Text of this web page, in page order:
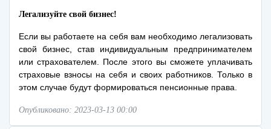
Легализуйте свой бизнес!
Если вы работаете на себя вам необходимо легализовать
свой бизнес, став индивидуальным предпринимателем
или страхователем. После этого вы сможете уплачивать
страховые взносы на себя и своих работников. Только в
этом случае будут формироваться пенсионные права.
Опубликовано: 2023-03-13 00:00